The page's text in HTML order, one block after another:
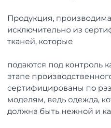
Продукция,
исключительно из
тканей, которые
подаются под контроль
этапе
сертифицированы по
моделям, ведь одежда,
должна быть нежной и